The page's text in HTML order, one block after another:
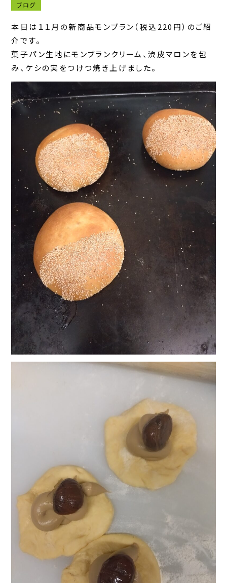
ブログ
本日は１１月の新商品モンブラン（税込220円）のご紹
介です。
菓子パン生地にモンブランクリーム、渋皮マロンを包
み、ケシの実をつけつ焼き上げました。